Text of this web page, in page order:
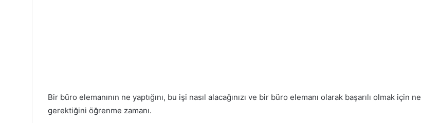
Bir büro elemanının ne yaptığını, bu işi nasıl alacağınızı ve bir büro elemanı olarak başarılı olmak için ne
gerektiğini öğrenme zamanı.